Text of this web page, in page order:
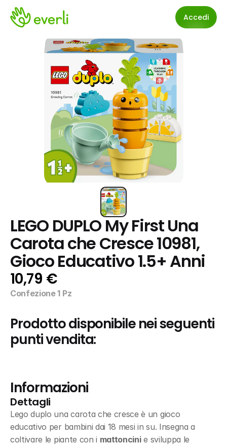
Accedi
LEGO DUPLO My First Una
Carota che Cresce 10981,
Gioco Educativo 1.5+ Anni
10,79 €
Confezione 1 Pz
Prodotto disponibile nei seguenti
punti vendita:
Informazioni
Dettagli
Lego duplo una carota che cresce è un gioco
educativo per bambini dai 18 mesi in su. Insegna a
coltivare le piante con i mattoncini e sviluppa le